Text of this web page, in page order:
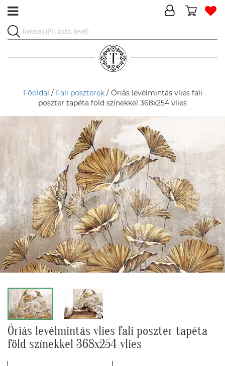
Főoldal / Fali poszterek/ Óriás levélmintás vlies fali
poszter tapéta föld színekkel 368x254 vlies
Óriás levélmintás vlies fali poszter tapéta
föld színekkel 368x254 vlies